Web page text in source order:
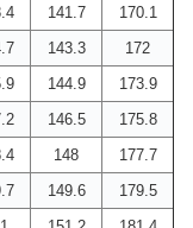
141.7
170.1
143.3
172
144.9
173.9
146.5
175.8
148
177.7
149.6
179.5